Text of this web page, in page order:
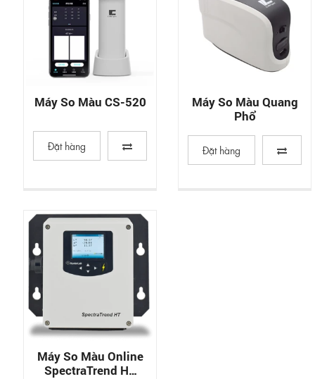
Máy So Màu CS-520
Đặt hàng
Máy So Màu Quang
Phổ
Đặt hàng
Máy So Màu Online
SpectraTrend HT